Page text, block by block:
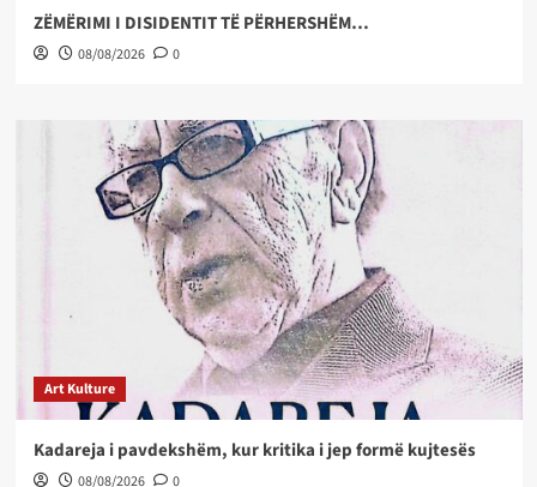
ZËMËRIMI I DISIDENTIT TË PËRHERSHËM…
08/08/2026 0
Art Kulture
Kadareja i pavdekshëm, kur kritika i jep formë kujtesës
08/08/2026 0